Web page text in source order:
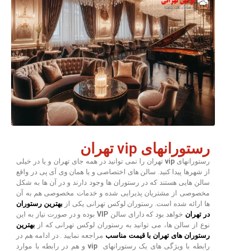
رستورانهای vip تهران
رستورانهایvip تهران را نمی توانید در همه جای تهران و یا در خیلی
از شهرها پیدا کنید. سالن های اختصاصی و یا همان وی آی پی در واقع
سالن هایی هستند که در رستوران ها وجود دارند و در آن ها به شکل
مخصوصی از مشتریان پذیرایی شده و خدمات مخصوصی هم به آن
ها ارائه شده است. رستوران لوکس تهرانی یکی از بهترین رستوران
در تهران خواهد بود که دارای سالن VIP بوده و در صورت نیاز به این
نوع از سالن ها، می توانید به رستوران لوکس تهرانی که از بهترین
رستوران های تهران با قیمت مناسب مراجعه نمایید . در ادامه هم در
رابطه با ویژگی های یک رستورانهای
vip و هم در رابطه با موارد